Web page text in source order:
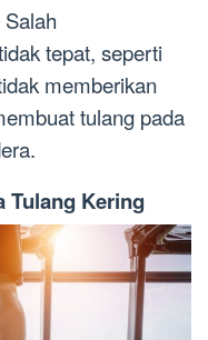
tepat, seperti
memberikan
tulang pada
Tulang Kering